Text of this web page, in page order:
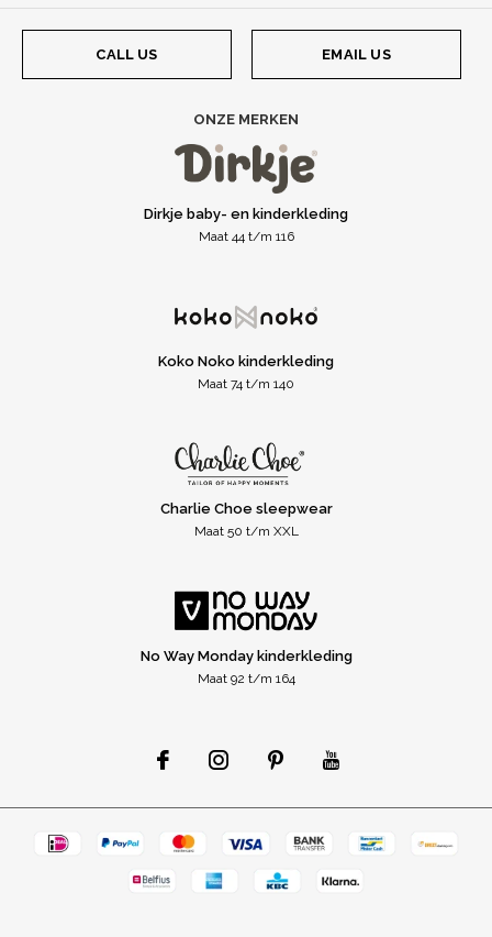
CALL US EMAIL US
ONZE MERKEN
Dirkje baby- en kinderkleding
Maat 44 t/m 116
Koko Noko kinderkleding
Maat 74 t/m 140
Charlie Choe sleepwear
Maat 50 t/m XXL
No Way Monday kinderkleding
Maat 92 t/m 164